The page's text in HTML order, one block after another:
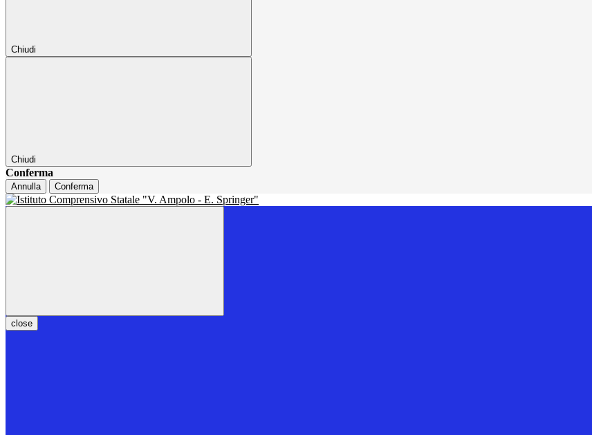
Chiudi
Chiudi
Conferma
Annulla Conferma
close